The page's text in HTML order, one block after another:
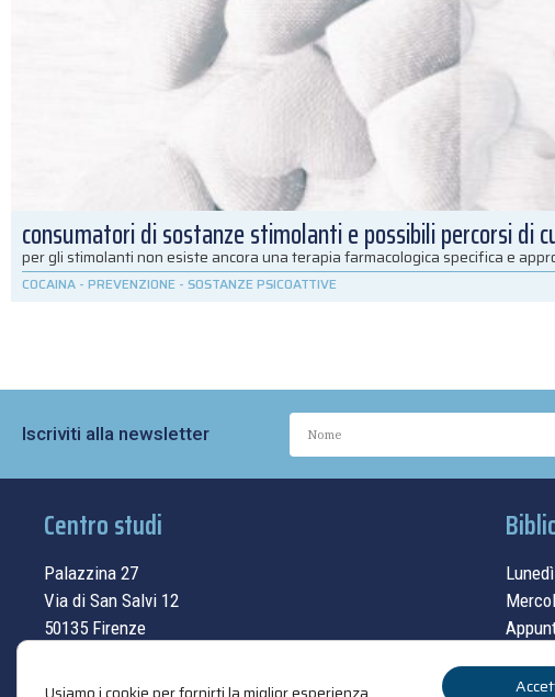
consumatori di sostanze stimolanti e possibili percorsi di
per gli stimolanti non esiste ancora una terapia farmacologica specifica e
COCAINA - PREVENZIONE - SOSTANZE PSICOATTIVE
Iscriviti alla newsletter
Centro studi
Palazzina 27
Via di San Salvi 12
50135 Firenze